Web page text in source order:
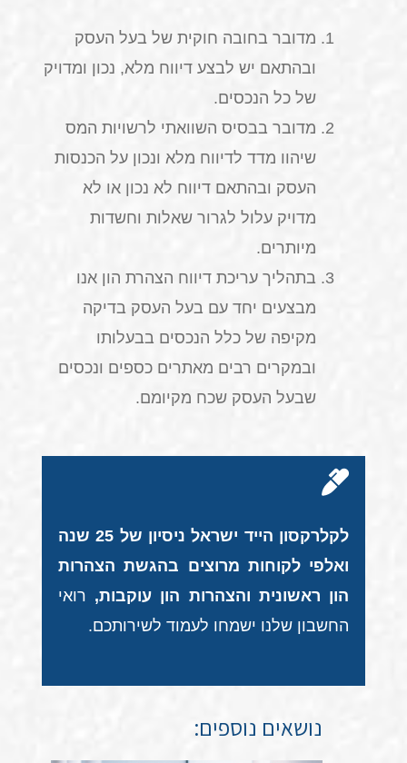
מדובר בחובה חוקית של בעל העסק
ובהתאם יש לבצע דיווח מלא, נכון ומדויק
של כל הנכסים.
מדובר בבסיס השוואתי לרשויות המס
שיהוו מדד לדיווח מלא ונכון על הכנסות
העסק ובהתאם דיווח לא נכון או לא
מדויק עלול לגרור שאלות וחשדות
מיותרים.
בתהליך עריכת דיווח הצהרת הון אנו
מבצעים יחד עם בעל העסק בדיקה
מקיפה של כלל הנכסים בבעלותו
ובמקרים רבים מאתרים כספים ונכסים
שבעל העסק שכח מקיומם.
לקלרקסון הייד ישראל ניסיון של 25 שנה
ואלפי לקוחות מרוצים בהגשת הצהרות
הון ראשונית והצהרות הון עוקבות, רואי
החשבון שלנו ישמחו לעמוד לשירותכם.
נושאים נוספים: